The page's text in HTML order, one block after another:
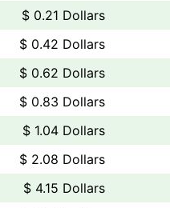
$ 0.21 Dollars
$ 0.42 Dollars
$ 0.62 Dollars
$ 0.83 Dollars
$ 1.04 Dollars
$ 2.08 Dollars
$ 4.15 Dollars